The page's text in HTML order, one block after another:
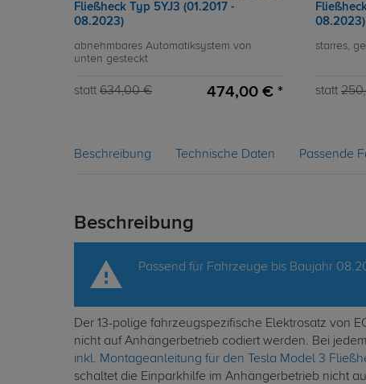
Fließheck Typ 5YJ3 (01.2017 -
08.2023)
abnehmbares Automatiksystem von
unten gesteckt
statt 634,00 € 474,00 € *
08.2023)
starres,
statt
Beschreibung Technische Daten Passende
Beschreibung
Passend für Fahrzeuge bis Baujahr
Der 13-polige fahrzeugspezifische Elektrosatz von
nicht auf Anhängerbetrieb codiert werden. Bei
inkl. Montageanleitung für den Tesla Model 3
schaltet die Einparkhilfe im Anhängerbetrieb nicht